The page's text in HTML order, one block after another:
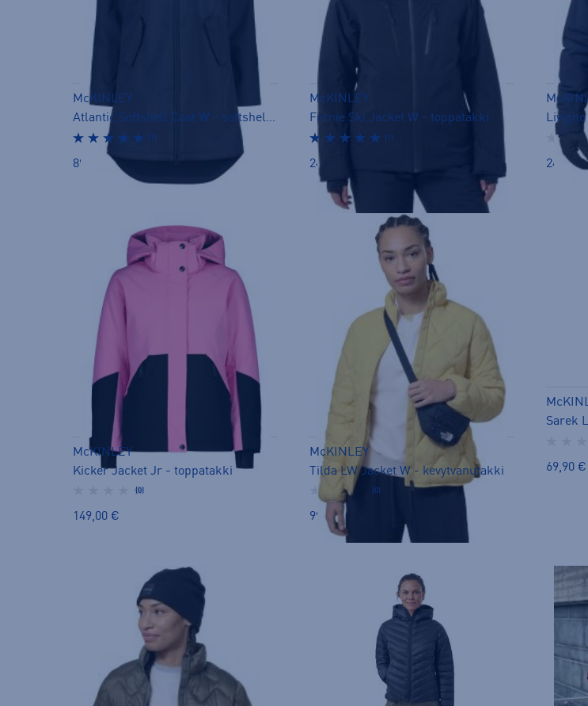
McKINLEY
Atlantic Softshell Coat W - softshelltakki
(1)
89,90 €
McKINLEY
Fernie Ski Jacket W - toppatakki
(1)
249,00 € 249,00
McKINLEY
Kicker Jacket Jr - toppatakki
(0)
149,00 €
McKINLEY
Tilda LW Jacket W - kevytvanutakki
(0)
99,90 €
Sarek
69,90 €